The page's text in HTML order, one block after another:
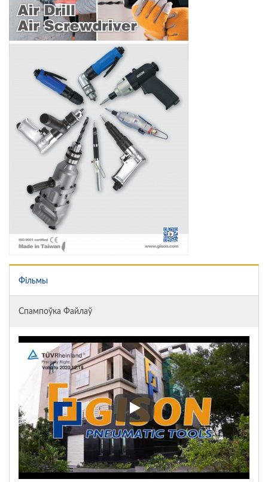
Фільмы
Спампоўка Файлаў
Інструкцыя па бяспецы